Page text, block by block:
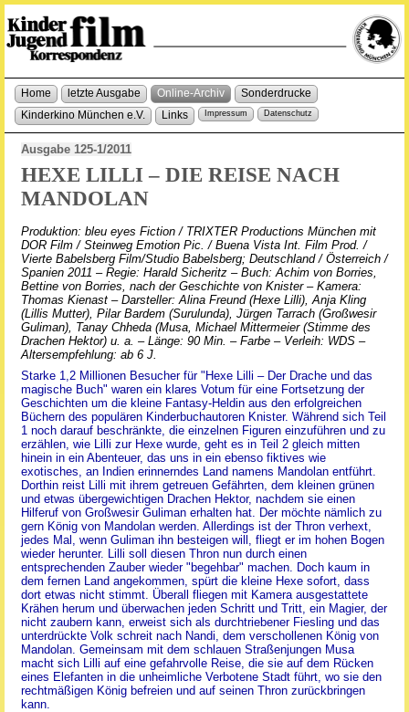
Home letzte Ausgabe Online-Archiv
Sonderdrucke
Kinderkino München e.V.
Links Impressum Datenschutz
Ausgabe 125-1/2011
HEXE LILLI – DIE REISE NACH
MANDOLAN
Produktion: bleu eyes Fiction / TRIXTER Productions München mit
DOR Film / Steinweg Emotion Pic. / Buena Vista Int. Film Prod. /
Vierte Babelsberg Film/Studio Babelsberg; Deutschland / Österreich /
Spanien 2011 – Regie: Harald Sicheritz – Buch: Achim von Borries,
Bettine von Borries, nach der Geschichte von Knister – Kamera:
Thomas Kienast – Darsteller: Alina Freund (Hexe Lilli), Anja Kling
(Lillis Mutter), Pilar Bardem (Surulunda), Jürgen Tarrach (Großwesir
Guliman), Tanay Chheda (Musa, Michael Mittermeier (Stimme des
Drachen Hektor) u. a. – Länge: 90 Min. – Farbe – Verleih: WDS –
Altersempfehlung: ab 6 J.
Starke 1,2 Millionen Besucher für "Hexe Lilli – Der Drache und das
magische Buch" waren ein klares Votum für eine Fortsetzung der
Geschichten um die kleine Fantasy-Heldin aus den erfolgreichen
Büchern des populären Kinderbuchautoren Knister. Während sich Teil
1 noch darauf beschränkte, die einzelnen Figuren einzuführen und zu
erzählen, wie Lilli zur Hexe wurde, geht es in Teil 2 gleich mitten
hinein in ein Abenteuer, das uns in ein ebenso fiktives wie
exotisches, an Indien erinnerndes Land namens Mandolan entführt.
Dorthin reist Lilli mit ihrem getreuen Gefährten, dem kleinen grünen
und etwas übergewichtigen Drachen Hektor, nachdem sie einen
Hilferuf von Großwesir Guliman erhalten hat. Der möchte nämlich zu
gern König von Mandolan werden. Allerdings ist der Thron verhext,
jedes Mal, wenn Guliman ihn besteigen will, fliegt er im hohen Bogen
wieder herunter. Lilli soll diesen Thron nun durch einen
entsprechenden Zauber wieder "begehbar" machen. Doch kaum in
dem fernen Land angekommen, spürt die kleine Hexe sofort, dass
dort etwas nicht stimmt. Überall fliegen mit Kamera ausgestattete
Krähen herum und überwachen jeden Schritt und Tritt, ein Magier, der
nicht zaubern kann, erweist sich als durchtriebener Fiesling und das
unterdrückte Volk schreit nach Nandi, dem verschollenen König von
Mandolan. Gemeinsam mit dem schlauen Straßenjungen Musa
macht sich Lilli auf eine gefahrvolle Reise, die sie auf dem Rücken
eines Elefanten in die unheimliche Verbotene Stadt führt, wo sie den
rechtmäßigen König befreien und auf seinen Thron zurückbringen
kann.